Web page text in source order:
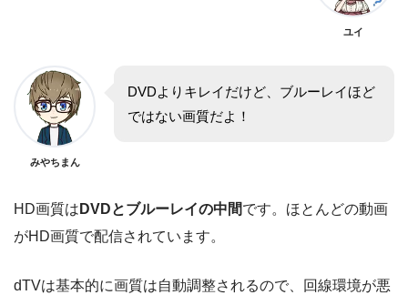
ユイ
みやちまん
DVDよりキレイだけど、ブルーレイほど
ではない画質だよ！
HD画質は DVDとブルーレイの中間です。ほとんどの動画
がHD画質で配信されています。
dTVは基本的に画質は自動調整されるので、回線環境が悪